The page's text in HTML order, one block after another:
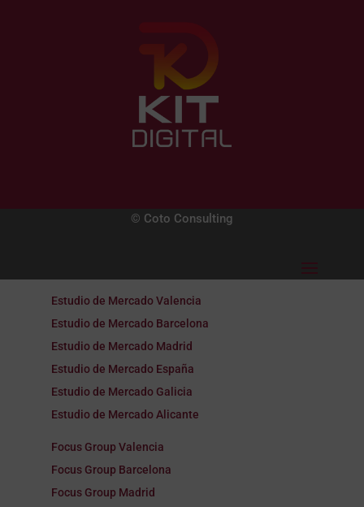
© Coto Consulting
Estudio de Mercado Valencia
Estudio de Mercado Barcelona
Estudio de Mercado Madrid
Estudio de Mercado España
Estudio de Mercado Galicia
Estudio de Mercado Alicante
Focus Group Valencia
Focus Group Barcelona
Focus Group Madrid